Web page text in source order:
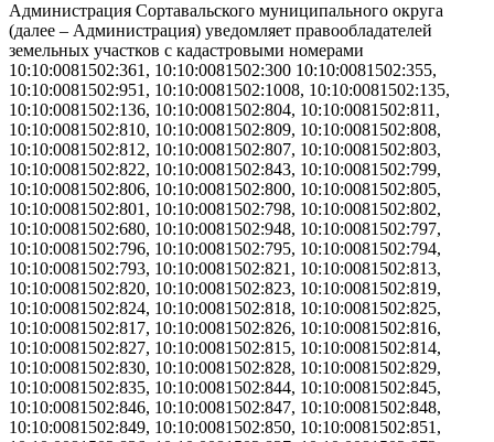
Администрация Сортавальского муниципального округа
(далее – Администрация) уведомляет правообладателей
земельных участков с кадастровыми номерами
10:10:0081502:361, 10:10:0081502:300 10:10:0081502:355,
10:10:0081502:951, 10:10:0081502:1008, 10:10:0081502:135,
10:10:0081502:136, 10:10:0081502:804, 10:10:0081502:811,
10:10:0081502:810, 10:10:0081502:809, 10:10:0081502:808,
10:10:0081502:812, 10:10:0081502:807, 10:10:0081502:803,
10:10:0081502:822, 10:10:0081502:843, 10:10:0081502:799,
10:10:0081502:806, 10:10:0081502:800, 10:10:0081502:805,
10:10:0081502:801, 10:10:0081502:798, 10:10:0081502:802,
10:10:0081502:680, 10:10:0081502:948, 10:10:0081502:797,
10:10:0081502:796, 10:10:0081502:795, 10:10:0081502:794,
10:10:0081502:793, 10:10:0081502:821, 10:10:0081502:813,
10:10:0081502:820, 10:10:0081502:823, 10:10:0081502:819,
10:10:0081502:824, 10:10:0081502:818, 10:10:0081502:825,
10:10:0081502:817, 10:10:0081502:826, 10:10:0081502:816,
10:10:0081502:827, 10:10:0081502:815, 10:10:0081502:814,
10:10:0081502:830, 10:10:0081502:828, 10:10:0081502:829,
10:10:0081502:835, 10:10:0081502:844, 10:10:0081502:845,
10:10:0081502:846, 10:10:0081502:847, 10:10:0081502:848,
10:10:0081502:849, 10:10:0081502:850, 10:10:0081502:851,